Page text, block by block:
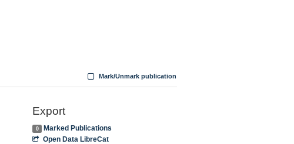
Mark/Unmark publication
Export
0
Marked Publications
Open Data LibreCat